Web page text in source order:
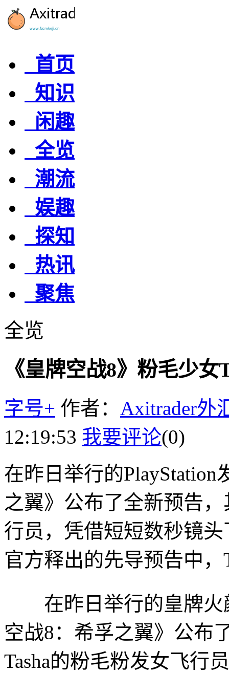
首页
知识
闲趣
全览
潮流
娱趣
探知
热讯
聚焦
全览
《皇牌空战8》粉毛少
字号+ 作者： Axitrader外
12:19:53 我要评论(0)
在昨日举行的
之翼》公布了全新预告
行员，凭借短短数秒镜
官方释出的先导预告中，
在昨日举行的皇牌火
空战8：希孚之翼》公布
Tasha的粉毛粉发女飞行